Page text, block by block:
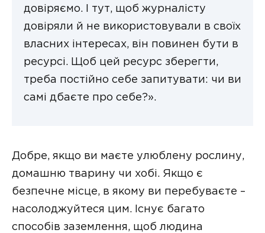
довіряємо. І тут, щоб журналісту
довіряли й не використовували в своїх
власних інтересах, він повинен бути в
ресурсі. Щоб цей ресурс зберегти,
треба постійно себе запитувати: чи ви
самі дбаєте про себе?».
Добре, якщо ви маєте улюблену рослину,
домашню тварину чи хобі. Якщо є
безпечне місце, в якому ви перебуваєте –
насолоджуйтеся цим. Існує багато
способів заземлення, щоб людина